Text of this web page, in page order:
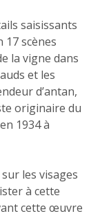
saisissants
scènes
la vigne dans
et les
d’antan,
originaire du
1934 à
les visages
à cette
cette œuvre